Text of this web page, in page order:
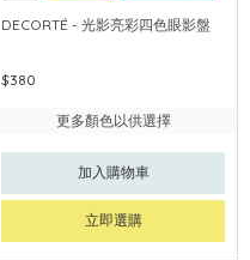
DECORTÉ - 光影亮彩四色眼影盤
$380
更多顏色以供選擇
加入購物車
立即選購